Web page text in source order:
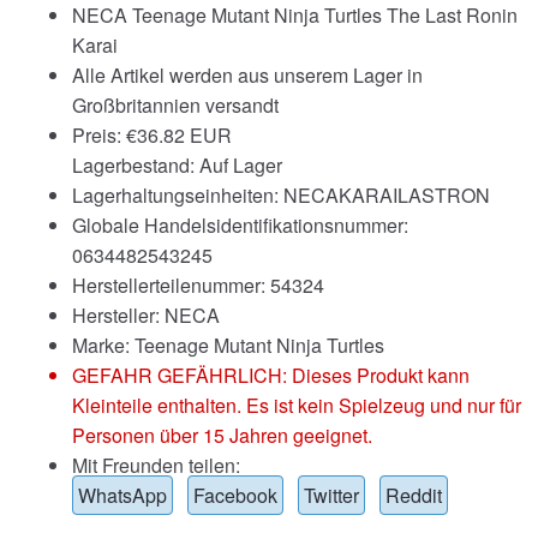
NECA Teenage Mutant Ninja Turtles The Last Ronin
Karai
Alle Artikel werden aus unserem Lager in
Großbritannien versandt
Preis: €36.82 EUR
Lagerbestand: Auf Lager
Lagerhaltungseinheiten: NECAKARAILASTRON
Globale Handelsidentifikationsnummer:
0634482543245
Herstellerteilenummer: 54324
Hersteller: NECA
Marke: Teenage Mutant Ninja Turtles
GEFAHR GEFÄHRLICH: Dieses Produkt kann
Kleinteile enthalten. Es ist kein Spielzeug und nur für
Personen über 15 Jahren geeignet.
Mit Freunden teilen:
WhatsApp
Facebook Twitter Reddit